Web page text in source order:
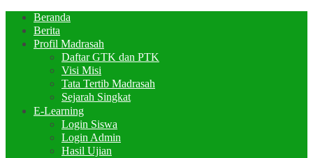
Beranda
Berita
Profil Madrasah
Daftar GTK dan PTK
Visi Misi
Tata Tertib Madrasah
Sejarah Singkat
E-Learning
Login Siswa
Login Admin
Hasil Ujian